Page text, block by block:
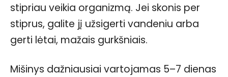
stipriau veikia organizmą. Jei skonis per
stiprus, galite jį užsigerti vandeniu arba
gerti lėtai, mažais gurkšniais.
Mišinys dažniausiai vartojamas 5–7 dienas